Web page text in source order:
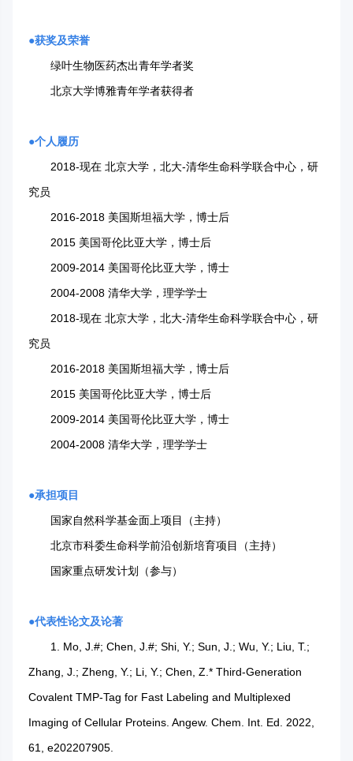
●获奖及荣誉
绿叶生物医药杰出青年学者奖
北京大学博雅青年学者获得者
●个人履历
2018-现在 北京大学，北大-清华生命科学联合中心，研
究员
2016-2018 美国斯坦福大学，博士后
2015 美国哥伦比亚大学，博士后
2009-2014 美国哥伦比亚大学，博士
2004-2008 清华大学，理学学士
2018-现在 北京大学，北大-清华生命科学联合中心，研
究员
2016-2018 美国斯坦福大学，博士后
2015 美国哥伦比亚大学，博士后
2009-2014 美国哥伦比亚大学，博士
2004-2008 清华大学，理学学士
●承担项目
国家自然科学基金面上项目（主持）
北京市科委生命科学前沿创新培育项目（主持）
国家重点研发计划（参与）
●代表性论文及论著
1. Mo, J.#; Chen, J.#; Shi, Y.; Sun, J.; Wu, Y.; Liu, T.;
Zhang, J.; Zheng, Y.; Li, Y.; Chen, Z.* Third-Generation
Covalent TMP-Tag for Fast Labeling and Multiplexed
Imaging of Cellular Proteins. Angew. Chem. Int. Ed. 2022,
61, e202207905.